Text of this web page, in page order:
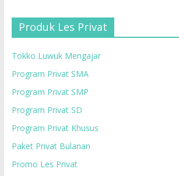
Produk Les Privat
Tokko Luwuk Mengajar
Program Privat SMA
Program Privat SMP
Program Privat SD
Program Privat Khusus
Paket Privat Bulanan
Promo Les Privat